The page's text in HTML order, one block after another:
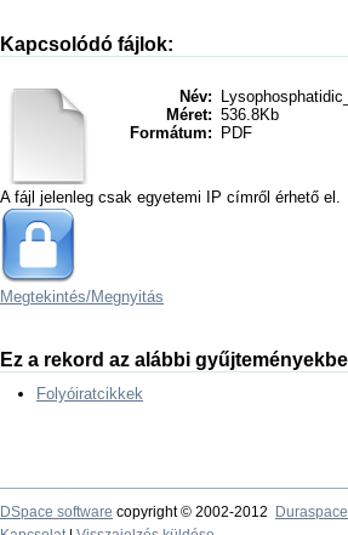
Kapcsolódó fájlok:
Név:
Méret: 536.8Kb
Formátum:
PDF
A fájl jelenleg csak egyetemi IP címről érhető el.
Megtekintés/Megnyitás
Ez a rekord az alábbi
Folyóiratcikkek
DSpace software copyright © 2002-2012
Duraspace